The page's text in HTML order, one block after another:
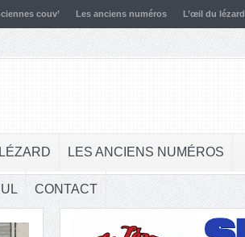
couv’ Les anciens numéros L’œil du lézard
LES ANCIENS NUMÉROS
CONTACT